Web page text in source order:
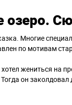
озеро.
Многие
по мотивам
жениться на
он заколдовал